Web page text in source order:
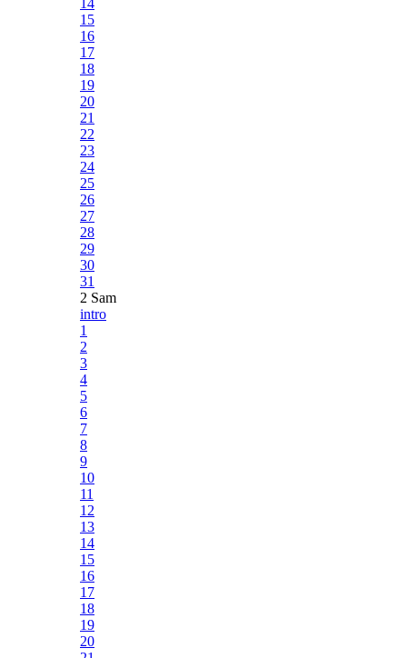
14
15
16
17
18
19
20
21
22
23
24
25
26
27
28
29
30
31
2 Sam
intro
1
2
3
4
5
6
7
8
9
10
11
12
13
14
15
16
17
18
19
20